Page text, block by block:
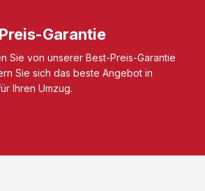
Garantie
Sie von unserer Best-Preis-Garantie
Sie sich das beste Angebot in
Ihren Umzug.